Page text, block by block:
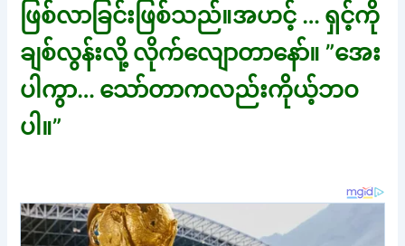
ဖြစ်လာခြင်းဖြစ်သည်။အဟင့် … ရှင့်ကို
ချစ်လွန်းလို့ လိုက်လျောတာနော်။ ”အေး
ပါကွာ… သော်တာကလည်းကိုယ့်ဘဝ
ပါ။”